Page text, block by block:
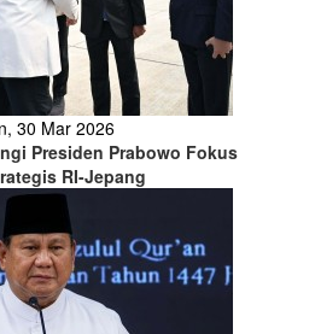
30 Mar 2026
Presiden Prabowo Fokus
RI-Jepang